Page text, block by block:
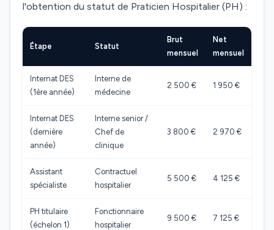
l'obtention du statut de Praticien Hospitalier (PH) :
Étape Statut
Brut
mensuel
Net
mensuel
Internat DES
(1ère année)
Interne de
médecine
2 500 € 1 950 €
Internat DES
(dernière
année)
Interne senior /
Chef de
clinique
3 800 € 2 970 €
Assistant
spécialiste
Contractuel
hospitalier
5 500 € 4 125 €
PH titulaire
(échelon 1)
Fonctionnaire
hospitalier
9 500 € 7 125 €